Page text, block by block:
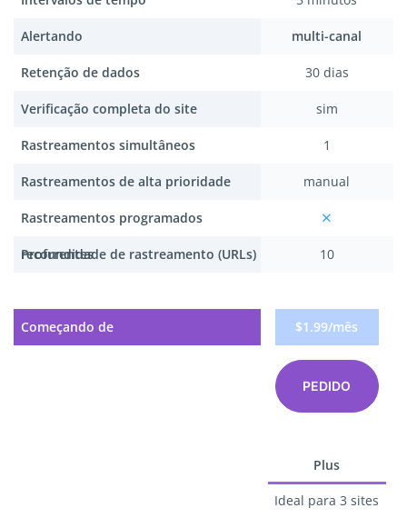
Alertando
Retenção de dados
Verificação completa do site
Rastreamentos simultâneos
Rastreamentos de alta prioridade
Rastreamentos programados
recorrentes
Profundidade de rastreamento (URLs)
Começando de
multi-canal
30 dias
sim
1
manual
10
$1.99/mês
PEDIDO
Plus
Ideal para 3 sites